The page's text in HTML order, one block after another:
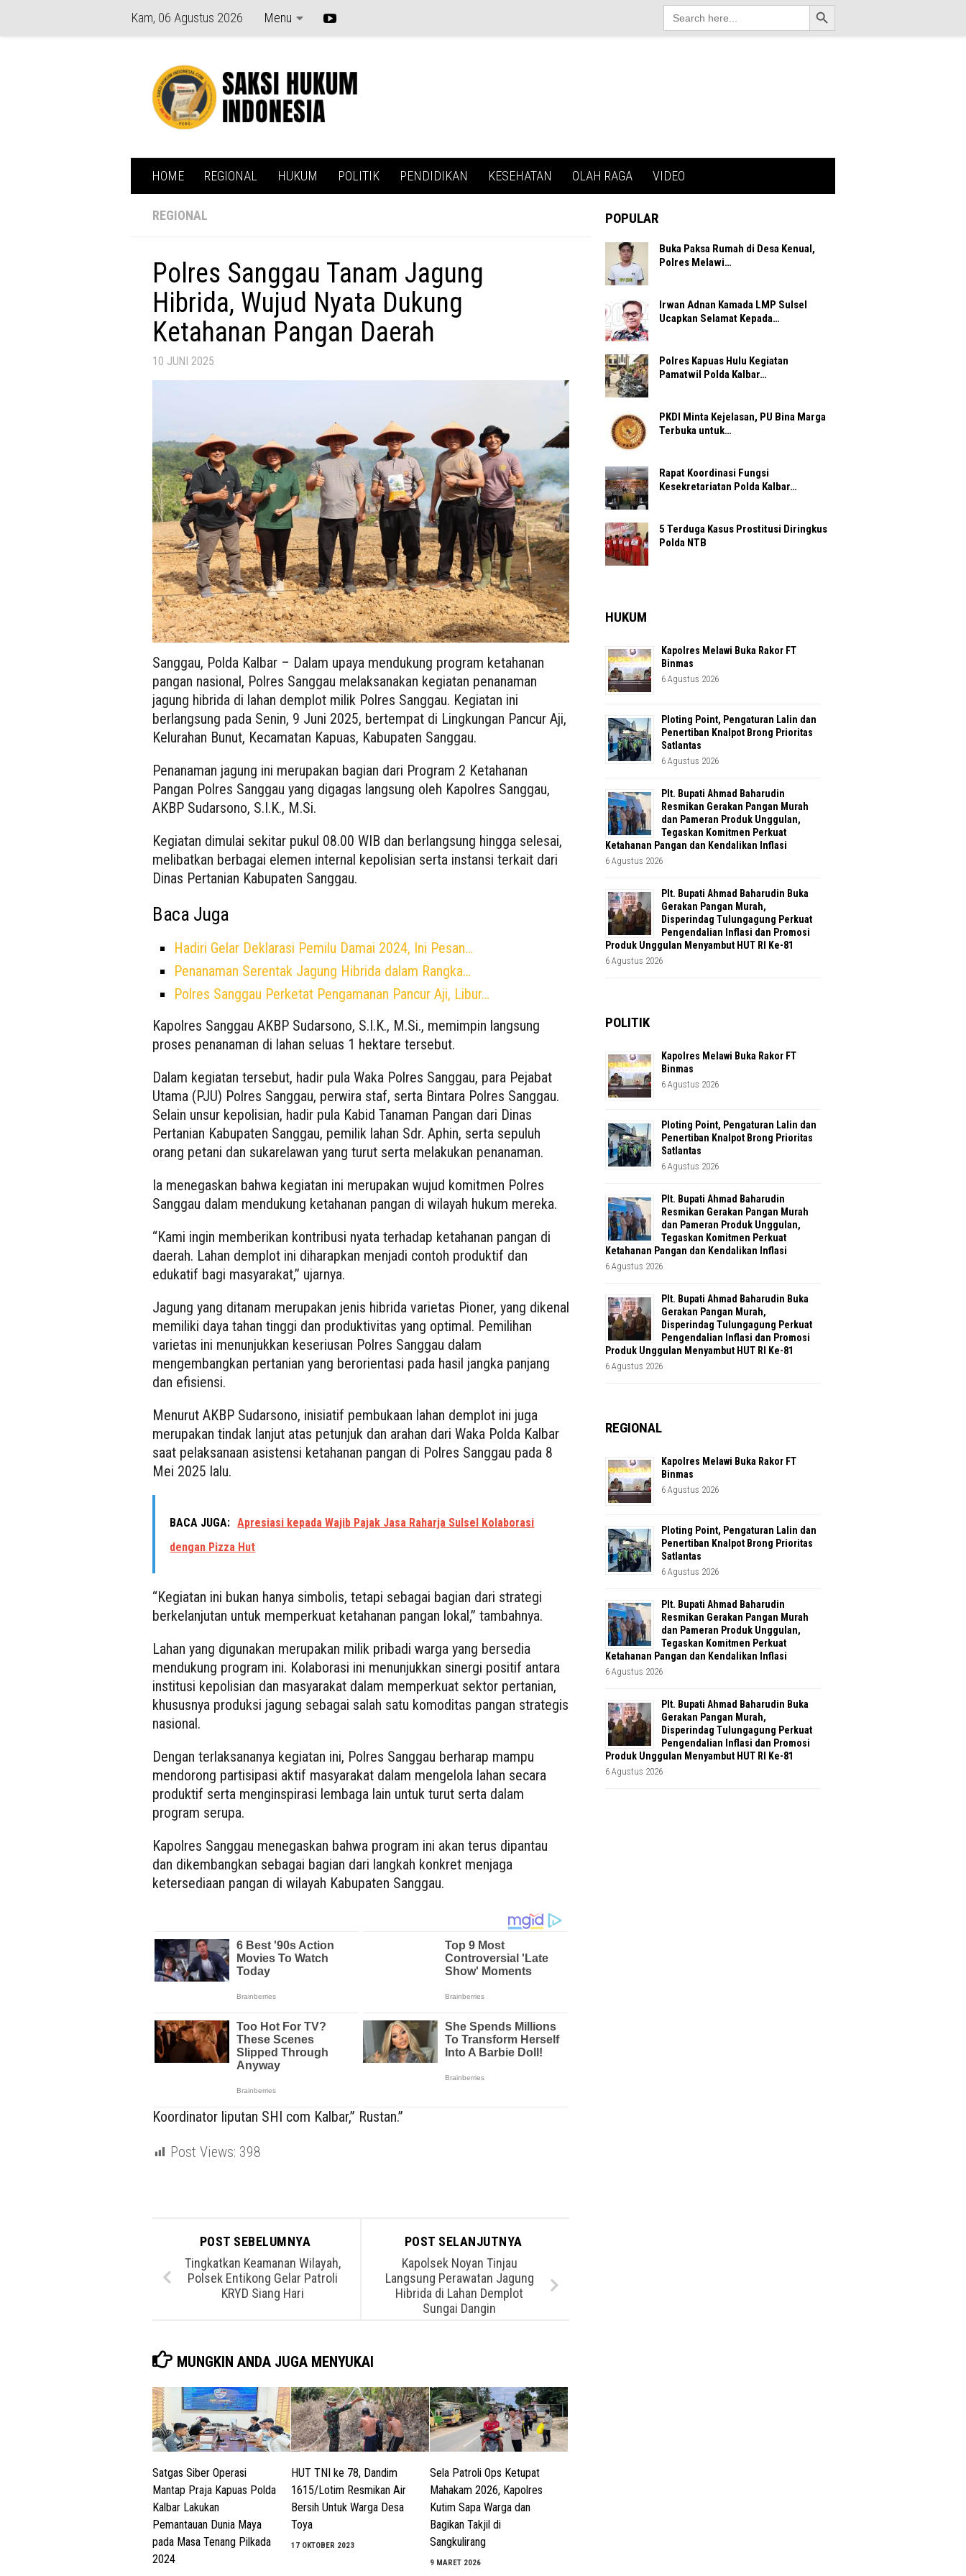
Kam, 06 Agustus 2026 Menu
Search
for:
Search Button
HOME REGIONAL HUKUM POLITIK PENDIDIKAN KESEHATAN OLAH RAGA VIDEO
REGIONAL
Polres Sanggau Tanam Jagung
Hibrida, Wujud Nyata Dukung
Ketahanan Pangan Daerah
10 JUNI 2025
Sanggau, Polda Kalbar – Dalam upaya mendukung program ketahanan
pangan nasional, Polres Sanggau melaksanakan kegiatan penanaman
jagung hibrida di lahan demplot milik Polres Sanggau. Kegiatan ini
berlangsung pada Senin, 9 Juni 2025, bertempat di Lingkungan Pancur Aji,
Kelurahan Bunut, Kecamatan Kapuas, Kabupaten Sanggau.
Penanaman jagung ini merupakan bagian dari Program 2 Ketahanan
Pangan Polres Sanggau yang digagas langsung oleh Kapolres Sanggau,
AKBP Sudarsono, S.I.K., M.Si.
Kegiatan dimulai sekitar pukul 08.00 WIB dan berlangsung hingga selesai,
melibatkan berbagai elemen internal kepolisian serta instansi terkait dari
Dinas Pertanian Kabupaten Sanggau.
Baca Juga
Hadiri Gelar Deklarasi Pemilu Damai 2024, Ini Pesan…
Penanaman Serentak Jagung Hibrida dalam Rangka…
Polres Sanggau Perketat Pengamanan Pancur Aji, Libur…
Kapolres Sanggau AKBP Sudarsono, S.I.K., M.Si., memimpin langsung
proses penanaman di lahan seluas 1 hektare tersebut.
Dalam kegiatan tersebut, hadir pula Waka Polres Sanggau, para Pejabat
Utama (PJU) Polres Sanggau, perwira staf, serta Bintara Polres Sanggau.
Selain unsur kepolisian, hadir pula Kabid Tanaman Pangan dari Dinas
Pertanian Kabupaten Sanggau, pemilik lahan Sdr. Aphin, serta sepuluh
orang petani dan sukarelawan yang turut serta melakukan penanaman.
Ia menegaskan bahwa kegiatan ini merupakan wujud komitmen Polres
Sanggau dalam mendukung ketahanan pangan di wilayah hukum mereka.
“Kami ingin memberikan kontribusi nyata terhadap ketahanan pangan di
daerah. Lahan demplot ini diharapkan menjadi contoh produktif dan
edukatif bagi masyarakat,” ujarnya.
Jagung yang ditanam merupakan jenis hibrida varietas Pioner, yang dikenal
memiliki daya tahan tinggi dan produktivitas yang optimal. Pemilihan
varietas ini menunjukkan keseriusan Polres Sanggau dalam
mengembangkan pertanian yang berorientasi pada hasil jangka panjang
dan efisiensi.
Menurut AKBP Sudarsono, inisiatif pembukaan lahan demplot ini juga
merupakan tindak lanjut atas petunjuk dan arahan dari Waka Polda Kalbar
saat pelaksanaan asistensi ketahanan pangan di Polres Sanggau pada 8
Mei 2025 lalu.
BACA JUGA: Apresiasi kepada Wajib Pajak Jasa Raharja Sulsel Kolaborasi
dengan Pizza Hut
“Kegiatan ini bukan hanya simbolis, tetapi sebagai bagian dari strategi
berkelanjutan untuk memperkuat ketahanan pangan lokal,” tambahnya.
Lahan yang digunakan merupakan milik pribadi warga yang bersedia
mendukung program ini. Kolaborasi ini menunjukkan sinergi positif antara
institusi kepolisian dan masyarakat dalam memperkuat sektor pertanian,
khususnya produksi jagung sebagai salah satu komoditas pangan strategis
nasional.
Dengan terlaksananya kegiatan ini, Polres Sanggau berharap mampu
mendorong partisipasi aktif masyarakat dalam mengelola lahan secara
produktif serta menginspirasi lembaga lain untuk turut serta dalam
program serupa.
Kapolres Sanggau menegaskan bahwa program ini akan terus dipantau
dan dikembangkan sebagai bagian dari langkah konkret menjaga
ketersediaan pangan di wilayah Kabupaten Sanggau.
Koordinator liputan SHI com Kalbar,” Rustan.”
Post Views: 398
POST SELANJUTNYA
Kapolsek Noyan Tinjau
Langsung Perawatan Jagung
Hibrida di Lahan Demplot
Sungai Dangin
POST SEBELUMNYA
Tingkatkan Keamanan Wilayah,
Polsek Entikong Gelar Patroli
KRYD Siang Hari
MUNGKIN ANDA JUGA MENYUKAI
Satgas Siber Operasi
Mantap Praja Kapuas Polda
Kalbar Lakukan
Pemantauan Dunia Maya
pada Masa Tenang Pilkada
2024
HUT TNI ke 78, Dandim
1615/Lotim Resmikan Air
Bersih Untuk Warga Desa
Toya
17 OKTOBER 2023
Sela Patroli Ops Ketupat
Mahakam 2026, Kapolres
Kutim Sapa Warga dan
Bagikan Takjil di
Sangkulirang
9 MARET 2026
POPULAR
Buka Paksa Rumah di Desa Kenual,
Polres Melawi…
Irwan Adnan Kamada LMP Sulsel
Ucapkan Selamat Kepada…
Polres Kapuas Hulu Kegiatan
Pamatwil Polda Kalbar…
PKDI Minta Kejelasan, PU Bina Marga
Terbuka untuk…
Rapat Koordinasi Fungsi
Kesekretariatan Polda Kalbar…
5 Terduga Kasus Prostitusi Diringkus
Polda NTB
HUKUM
Kapolres Melawi Buka Rakor FT
Binmas
6 Agustus 2026
Ploting Point, Pengaturan Lalin dan
Penertiban Knalpot Brong Prioritas
Satlantas
6 Agustus 2026
Plt. Bupati Ahmad Baharudin
Resmikan Gerakan Pangan Murah
dan Pameran Produk Unggulan,
Tegaskan Komitmen Perkuat
Ketahanan Pangan dan Kendalikan Inflasi
6 Agustus 2026
Plt. Bupati Ahmad Baharudin Buka
Gerakan Pangan Murah,
Disperindag Tulungagung Perkuat
Pengendalian Inflasi dan Promosi
Produk Unggulan Menyambut HUT RI Ke-81
6 Agustus 2026
POLITIK
Kapolres Melawi Buka Rakor FT
Binmas
6 Agustus 2026
Ploting Point, Pengaturan Lalin dan
Penertiban Knalpot Brong Prioritas
Satlantas
6 Agustus 2026
Plt. Bupati Ahmad Baharudin
Resmikan Gerakan Pangan Murah
dan Pameran Produk Unggulan,
Tegaskan Komitmen Perkuat
Ketahanan Pangan dan Kendalikan Inflasi
6 Agustus 2026
Plt. Bupati Ahmad Baharudin Buka
Gerakan Pangan Murah,
Disperindag Tulungagung Perkuat
Pengendalian Inflasi dan Promosi
Produk Unggulan Menyambut HUT RI Ke-81
6 Agustus 2026
REGIONAL
Kapolres Melawi Buka Rakor FT
Binmas
6 Agustus 2026
Ploting Point, Pengaturan Lalin dan
Penertiban Knalpot Brong Prioritas
Satlantas
6 Agustus 2026
Plt. Bupati Ahmad Baharudin
Resmikan Gerakan Pangan Murah
dan Pameran Produk Unggulan,
Tegaskan Komitmen Perkuat
Ketahanan Pangan dan Kendalikan Inflasi
6 Agustus 2026
Plt. Bupati Ahmad Baharudin Buka
Gerakan Pangan Murah,
Disperindag Tulungagung Perkuat
Pengendalian Inflasi dan Promosi
Produk Unggulan Menyambut HUT RI Ke-81
6 Agustus 2026